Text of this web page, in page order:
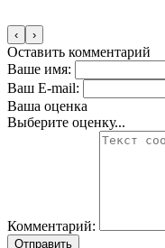
‹ ›
Оставить комментарий
Ваше имя:
Ваш E-mail:
Ваша оценка
Выберите оценку...
Комментарий:
Отправить